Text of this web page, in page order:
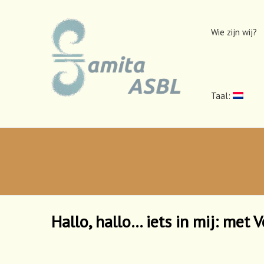
Wie zijn wij?
Taal:
Hallo, hallo… iets in mij: met